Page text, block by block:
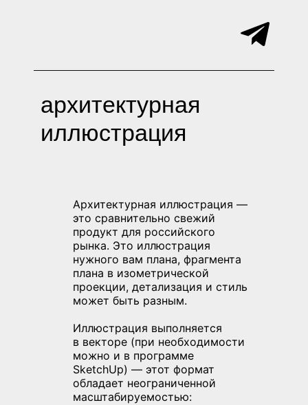
архитектурная
Архитектурная иллюстрация —
это сравнительно свежий
продукт для российского
рынка. Это иллюстрация
нужного вам плана, фрагмента
плана в изометрической
проекции, детализация и стиль
может быть разным.
Иллюстрация выполняется
в векторе (при необходимости
можно и в программе
SketchUp) — этот формат
обладает неограниченной
масштабируемостью: